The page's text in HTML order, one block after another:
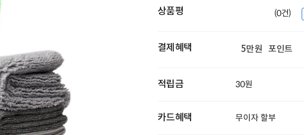
상품평 (0건)
결제혜택 5만원 포인트
적립금 30원
카드혜택 무이자 할부